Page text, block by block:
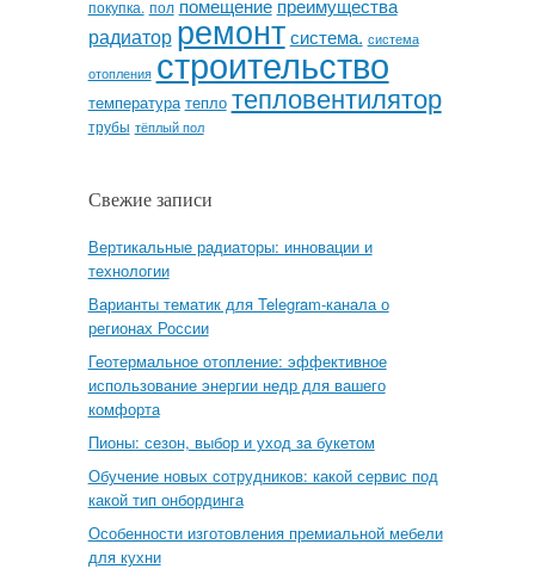
покупка. пол преимущества
радиатор ремонт система. система
отопления строительство
температура тепло тепловентилятор
трубы тёплый пол
Свежие записи
Вертикальные радиаторы: инновации и
технологии
Варианты тематик для Telegram-канала о
регионах России
Геотермальное отопление: эффективное
использование энергии недр для вашего
комфорта
Пионы: сезон, выбор и уход за букетом
Обучение новых сотрудников: какой сервис под
какой тип онбординга
Особенности изготовления премиальной мебели
для кухни